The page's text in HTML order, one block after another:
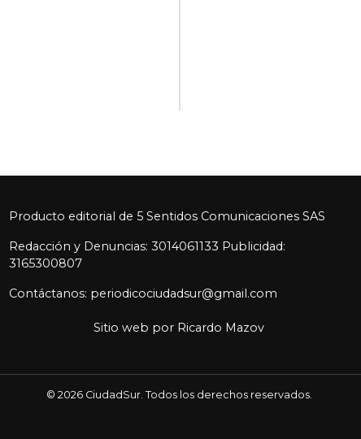
Producto editorial de 5 Sentidos Comunicaciones SAS
Redacción y Denuncias: 3014061133 Publicidad:
3165300807
Contáctanos: periodicociudadsur@gmail.com
Sitio web por Ricardo Mazov
© 2026 CiudadSur. Todos los derechos reservados.